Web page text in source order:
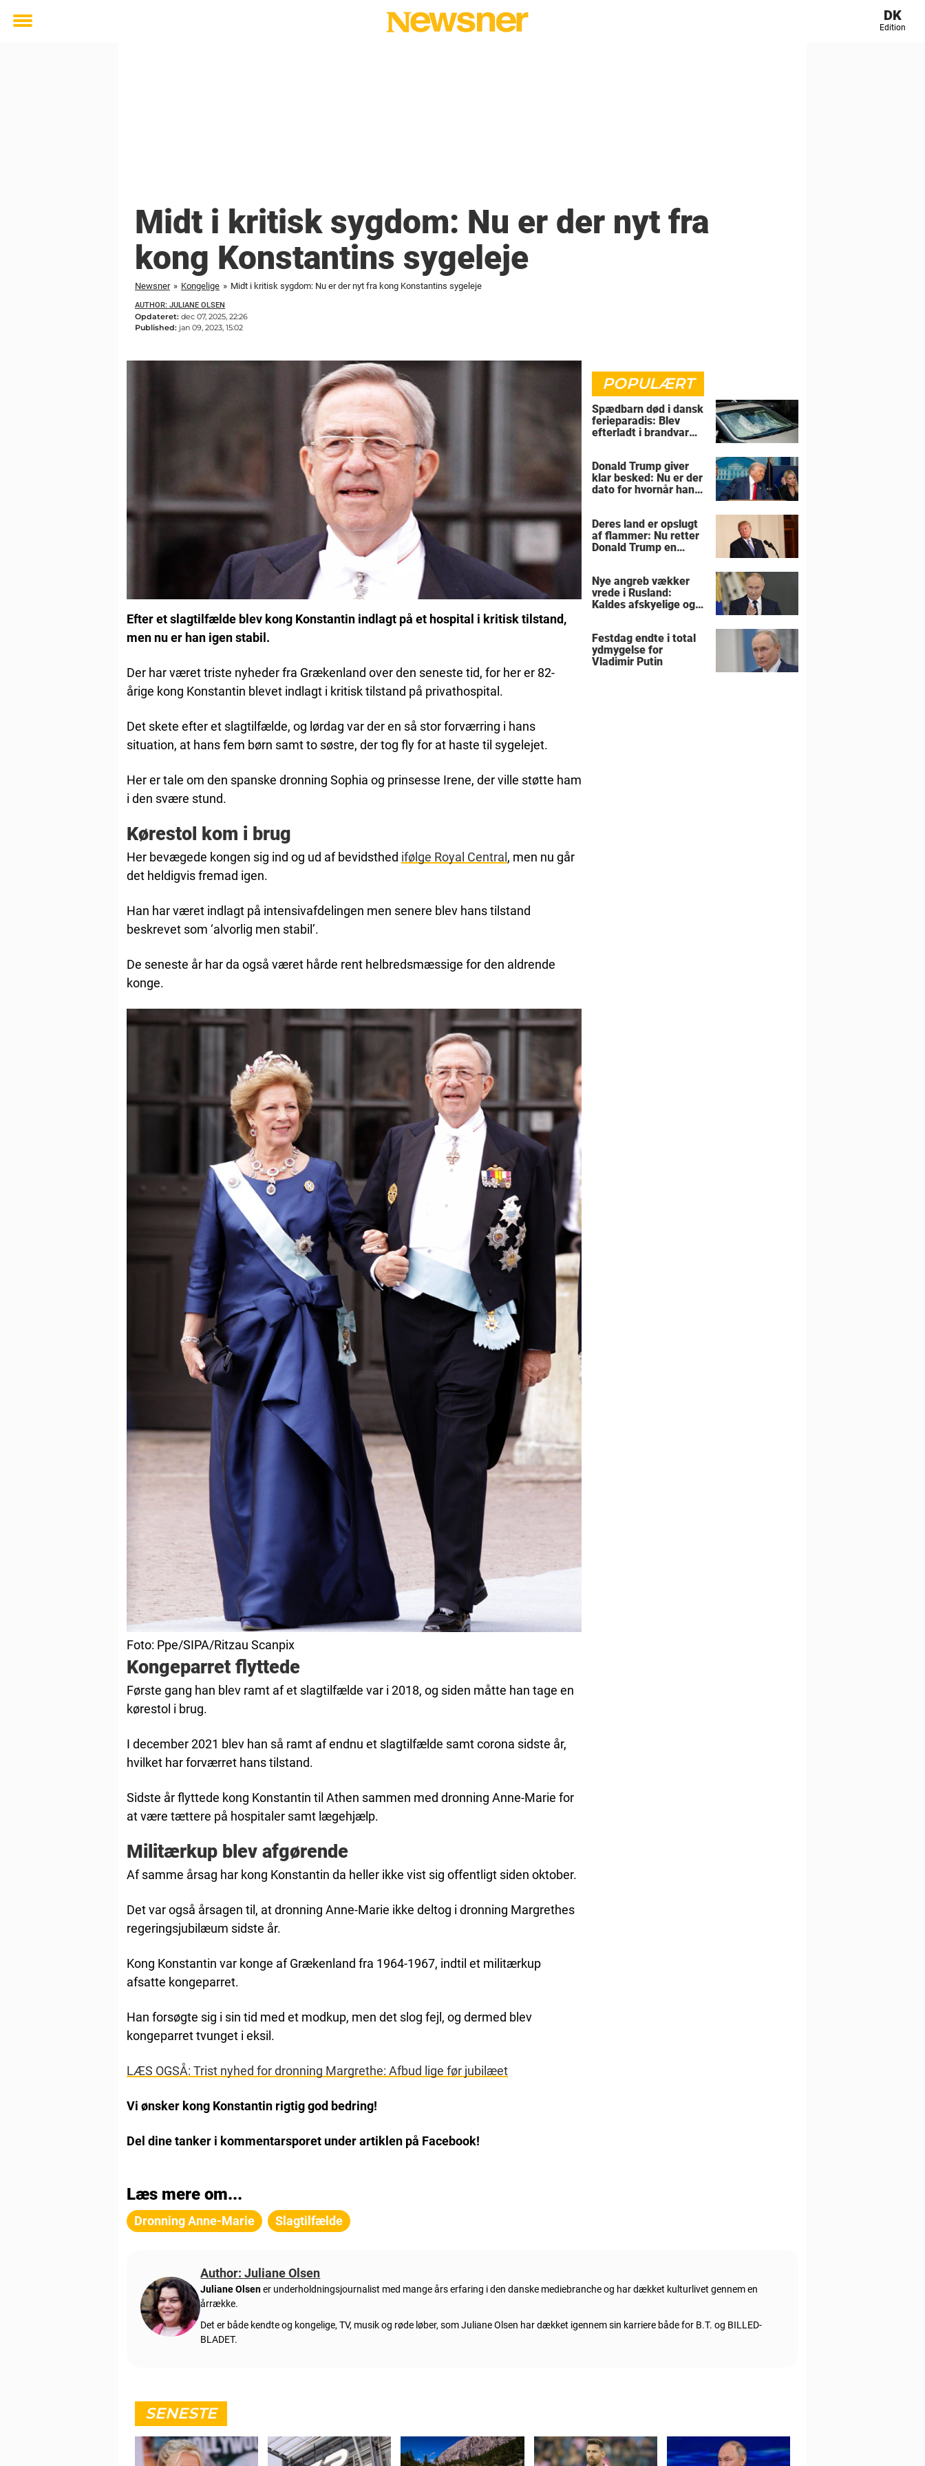
Toggle
DK
Edition
Midt i kritisk sygdom: Nu er der nyt fra
kong Konstantins sygeleje
Newsner » Kongelige » Midt i kritisk sygdom: Nu er der nyt fra kong Konstantins sygeleje
AUTHOR: JULIANE OLSEN
Opdateret: dec 07, 2025, 22:26
Published: jan 09, 2023, 15:02
Efter et slagtilfælde blev kong Konstantin indlagt på et hospital i kritisk tilstand,
men nu er han igen stabil.
Der har været triste nyheder fra Grækenland over den seneste tid, for her er 82-
årige kong Konstantin blevet indlagt i kritisk tilstand på privathospital.
Det skete efter et slagtilfælde, og lørdag var der en så stor forværring i hans
situation, at hans fem børn samt to søstre, der tog fly for at haste til sygelejet.
Her er tale om den spanske dronning Sophia og prinsesse Irene, der ville støtte ham
i den svære stund.
Kørestol kom i brug
Her bevægede kongen sig ind og ud af bevidsthed ifølge Royal Central , men nu går
det heldigvis fremad igen.
Han har været indlagt på intensivafdelingen men senere blev hans tilstand
beskrevet som ‘alvorlig men stabil’.
De seneste år har da også været hårde rent helbredsmæssige for den aldrende
konge.
Foto: Ppe/SIPA/Ritzau Scanpix
Kongeparret flyttede
Første gang han blev ramt af et slagtilfælde var i 2018, og siden måtte han tage en
kørestol i brug.
I december 2021 blev han så ramt af endnu et slagtilfælde samt corona sidste år,
hvilket har forværret hans tilstand.
Sidste år flyttede kong Konstantin til Athen sammen med dronning Anne-Marie for
at være tættere på hospitaler samt lægehjælp.
Militærkup blev afgørende
Af samme årsag har kong Konstantin da heller ikke vist sig offentligt siden oktober.
Det var også årsagen til, at dronning Anne-Marie ikke deltog i dronning Margrethes
regeringsjubilæum sidste år.
Kong Konstantin var konge af Grækenland fra 1964-1967, indtil et militærkup
afsatte kongeparret.
Han forsøgte sig i sin tid med et modkup, men det slog fejl, og dermed blev
kongeparret tvunget i eksil.
LÆS OGSÅ: Trist nyhed for dronning Margrethe: Afbud lige før jubilæet
Vi ønsker kong Konstantin rigtig god bedring!
Del dine tanker i kommentarsporet under artiklen på Facebook!
POPULÆRT
Spædbarn død i dansk
ferieparadis: Blev
efterladt i brandvarm
Donald Trump giver
klar besked: Nu er der
dato for hvornår han
Deres land er opslugt
af flammer: Nu retter
Donald Trump en
Nye angreb vækker
vrede i Rusland:
Kaldes afskyelige og
Festdag endte i total
ydmygelse for
Vladimir Putin
Læs mere om...
Dronning Anne-Marie Slagtilfælde
Author: Juliane Olsen
Juliane Olsener underholdningsjournalist med mange års erfaring i den danske mediebranche og har dækket kulturlivet gennem en
årrække.
Det er både kendte og kongelige, TV, musik og røde løber, som Juliane Olsen har dækket igennem sin karriere både for B.T. og BILLED-
BLADET.
SENESTE